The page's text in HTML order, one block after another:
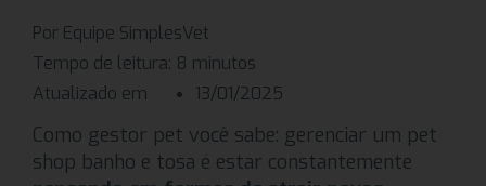
Por Equipe SimplesVet
Tempo de leitura: 8 minutos
Atualizado em
13/01/2025
Como gestor pet você sabe: gerenciar um pet
shop banho e tosa é estar constantemente